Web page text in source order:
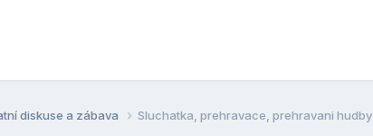
diskuse a zábava Sluchatka, prehravace, prehravani hudby